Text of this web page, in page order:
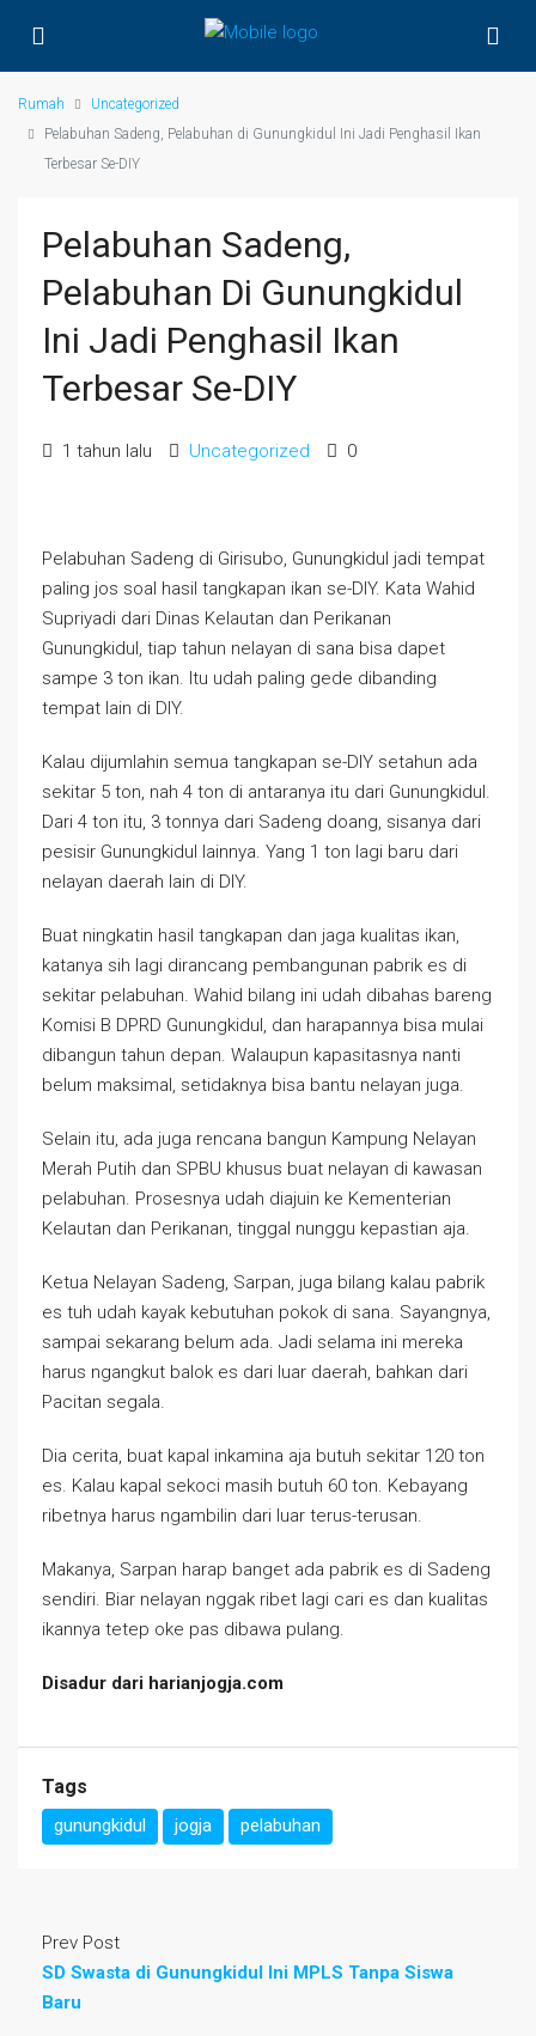
Rumah
Uncategorized
Pelabuhan Sadeng, Pelabuhan di Gunungkidul Ini Jadi Penghasil Ikan
Terbesar Se-DIY
Pelabuhan Sadeng,
Pelabuhan Di Gunungkidul
Ini Jadi Penghasil Ikan
Terbesar Se-DIY
1 tahun lalu Uncategorized 0
Pelabuhan Sadeng di Girisubo, Gunungkidul jadi tempat
paling jos soal hasil tangkapan ikan se-DIY. Kata Wahid
Supriyadi dari Dinas Kelautan dan Perikanan
Gunungkidul, tiap tahun nelayan di sana bisa dapet
sampe 3 ton ikan. Itu udah paling gede dibanding
tempat lain di DIY.
Kalau dijumlahin semua tangkapan se-DIY setahun ada
sekitar 5 ton, nah 4 ton di antaranya itu dari Gunungkidul.
Dari 4 ton itu, 3 tonnya dari Sadeng doang, sisanya dari
pesisir Gunungkidul lainnya. Yang 1 ton lagi baru dari
nelayan daerah lain di DIY.
Buat ningkatin hasil tangkapan dan jaga kualitas ikan,
katanya sih lagi dirancang pembangunan pabrik es di
sekitar pelabuhan. Wahid bilang ini udah dibahas bareng
Komisi B DPRD Gunungkidul, dan harapannya bisa mulai
dibangun tahun depan. Walaupun kapasitasnya nanti
belum maksimal, setidaknya bisa bantu nelayan juga.
Selain itu, ada juga rencana bangun Kampung Nelayan
Merah Putih dan SPBU khusus buat nelayan di kawasan
pelabuhan. Prosesnya udah diajuin ke Kementerian
Kelautan dan Perikanan, tinggal nunggu kepastian aja.
Ketua Nelayan Sadeng, Sarpan, juga bilang kalau pabrik
es tuh udah kayak kebutuhan pokok di sana. Sayangnya,
sampai sekarang belum ada. Jadi selama ini mereka
harus ngangkut balok es dari luar daerah, bahkan dari
Pacitan segala.
Dia cerita, buat kapal inkamina aja butuh sekitar 120 ton
es. Kalau kapal sekoci masih butuh 60 ton. Kebayang
ribetnya harus ngambilin dari luar terus-terusan.
Makanya, Sarpan harap banget ada pabrik es di Sadeng
sendiri. Biar nelayan nggak ribet lagi cari es dan kualitas
ikannya tetep oke pas dibawa pulang.
Disadur dari harianjogja.com
Tags
gunungkidul jogja pelabuhan
Prev Post
SD Swasta di Gunungkidul Ini MPLS Tanpa Siswa
Baru